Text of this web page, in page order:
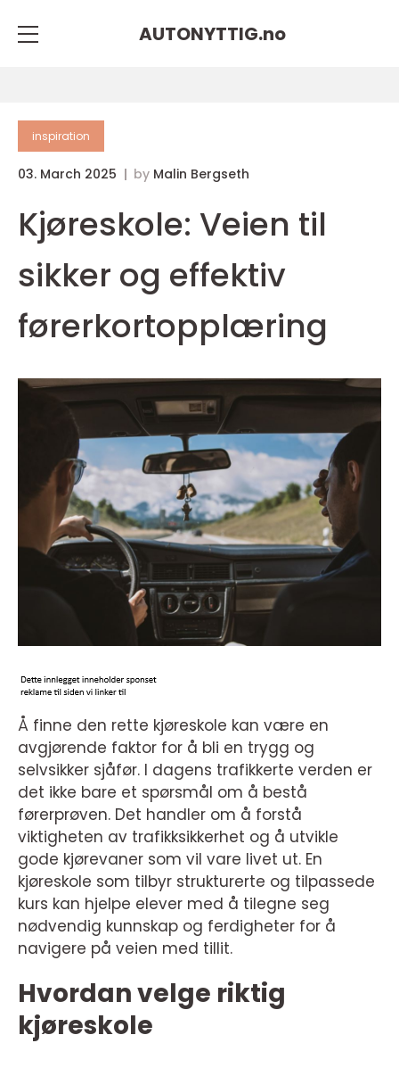
AUTONYTTIG.no
inspiration
03. March 2025 by Malin Bergseth
Kjøreskole: Veien til
sikker og effektiv
førerkortopplæring
Å finne den rette kjøreskole kan være en
avgjørende faktor for å bli en trygg og
selvsikker sjåfør. I dagens trafikkerte verden er
det ikke bare et spørsmål om å bestå
førerprøven. Det handler om å forstå
viktigheten av trafikksikkerhet og å utvikle
gode kjørevaner som vil vare livet ut. En
kjøreskole som tilbyr strukturerte og tilpassede
kurs kan hjelpe elever med å tilegne seg
nødvendig kunnskap og ferdigheter for å
navigere på veien med tillit.
Hvordan velge riktig
kjøreskole